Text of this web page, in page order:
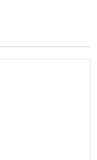
止めにしていま